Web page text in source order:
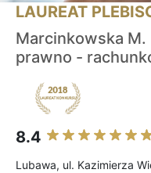
LAUREAT
Marcinkowska
prawno -
8.4
Lubawa, ul. Kazimierza